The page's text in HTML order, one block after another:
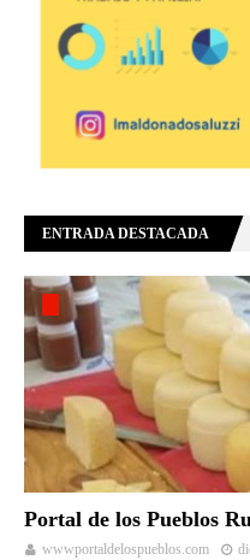
ENTRADA DESTACADA
Portal de los Pueblos
wwwportaldelospueblos.com